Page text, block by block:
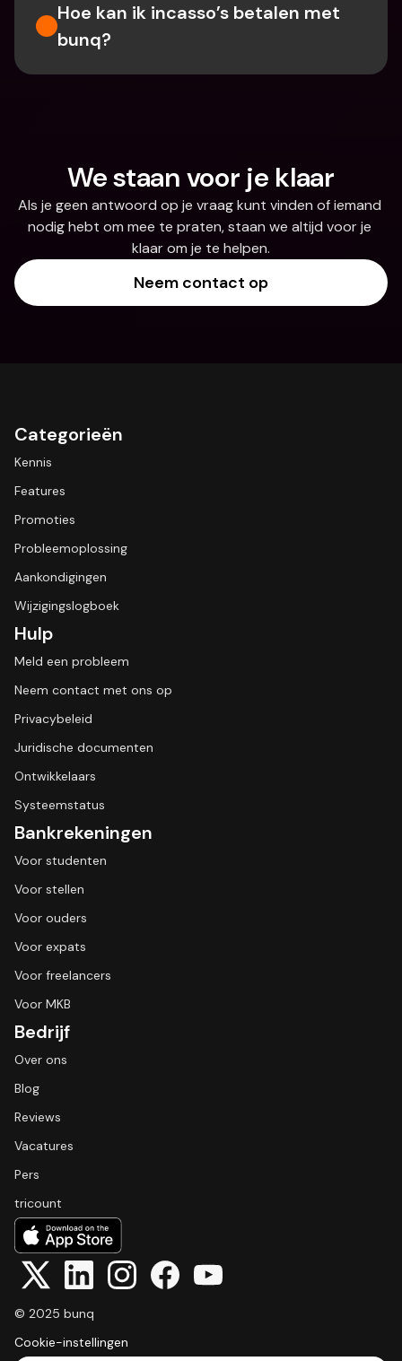
Hoe kan ik incasso’s betalen met
bunq?
We staan voor je klaar
Als je geen antwoord op je vraag kunt vinden of iemand
nodig hebt om mee te praten, staan we altijd voor je
klaar om je te helpen.
Neem contact op
Categorieën
Kennis
Features
Promoties
Probleemoplossing
Aankondigingen
Wijzigingslogboek
Hulp
Meld een probleem
Neem contact met ons op
Privacybeleid
Juridische documenten
Ontwikkelaars
Systeemstatus
Bankrekeningen
Voor studenten
Voor stellen
Voor ouders
Voor expats
Voor freelancers
Voor MKB
Bedrijf
Over ons
Blog
Reviews
Vacatures
Pers
tricount
© 2025 bunq
Cookie-instellingen